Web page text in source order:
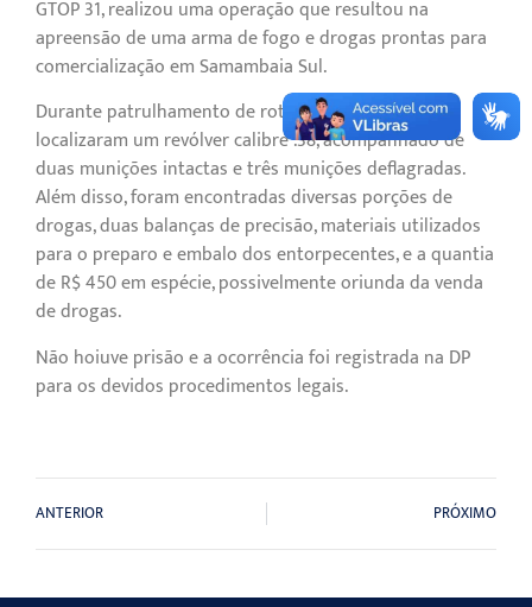
GTOP 31, realizou uma operação que resultou na
apreensão de uma arma de fogo e drogas prontas para
comercialização em Samambaia Sul.
Durante patrulhamento de rotina, os policiais
localizaram um revólver calibre .38, acompanhado de
duas munições intactas e três munições deflagradas.
Além disso, foram encontradas diversas porções de
drogas, duas balanças de precisão, materiais utilizados
para o preparo e embalo dos entorpecentes, e a quantia
de R$ 450 em espécie, possivelmente oriunda da venda
de drogas.
Não hoiuve prisão e a ocorrência foi registrada na DP
para os devidos procedimentos legais.
ANTERIOR PRÓXIMO